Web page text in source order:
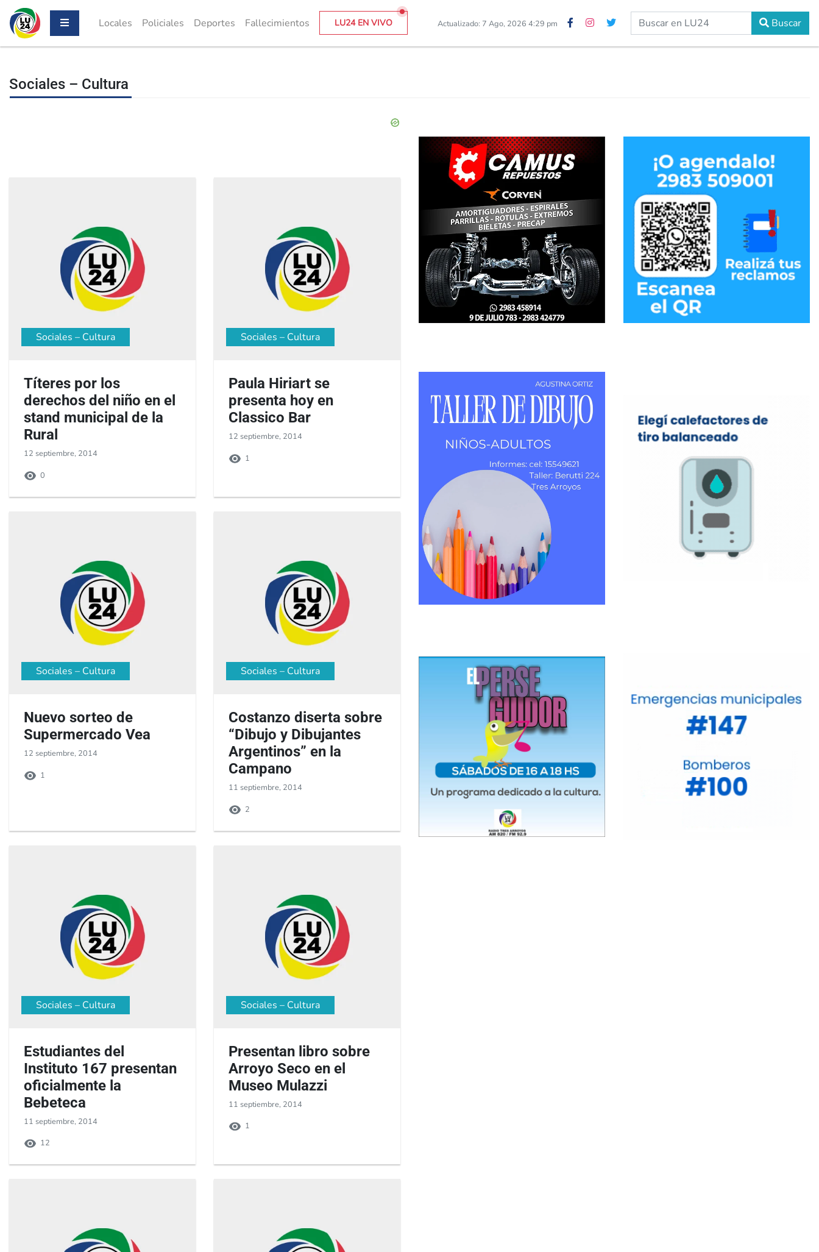
Locales Policiales Deportes Fallecimientos LU24 EN VIVO Actualizado: 7 Ago, 2026 4:29 pm Buscar
Sociales – Cultura
Sociales – Cultura
Títeres por los
derechos del niño en el
stand municipal de la
Rural
12 septiembre, 2014
0
Sociales – Cultura
Paula Hiriart se
presenta hoy en
Classico Bar
12 septiembre, 2014
1
Sociales – Cultura
Nuevo sorteo de
Supermercado Vea
12 septiembre, 2014
1
Sociales – Cultura
Costanzo diserta sobre
“Dibujo y Dibujantes
Argentinos” en la
Campano
11 septiembre, 2014
2
Sociales – Cultura
Estudiantes del
Instituto 167 presentan
oficialmente la
Bebeteca
11 septiembre, 2014
12
Sociales – Cultura
Presentan libro sobre
Arroyo Seco en el
Museo Mulazzi
11 septiembre, 2014
1